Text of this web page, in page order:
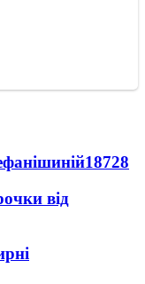
18728
від